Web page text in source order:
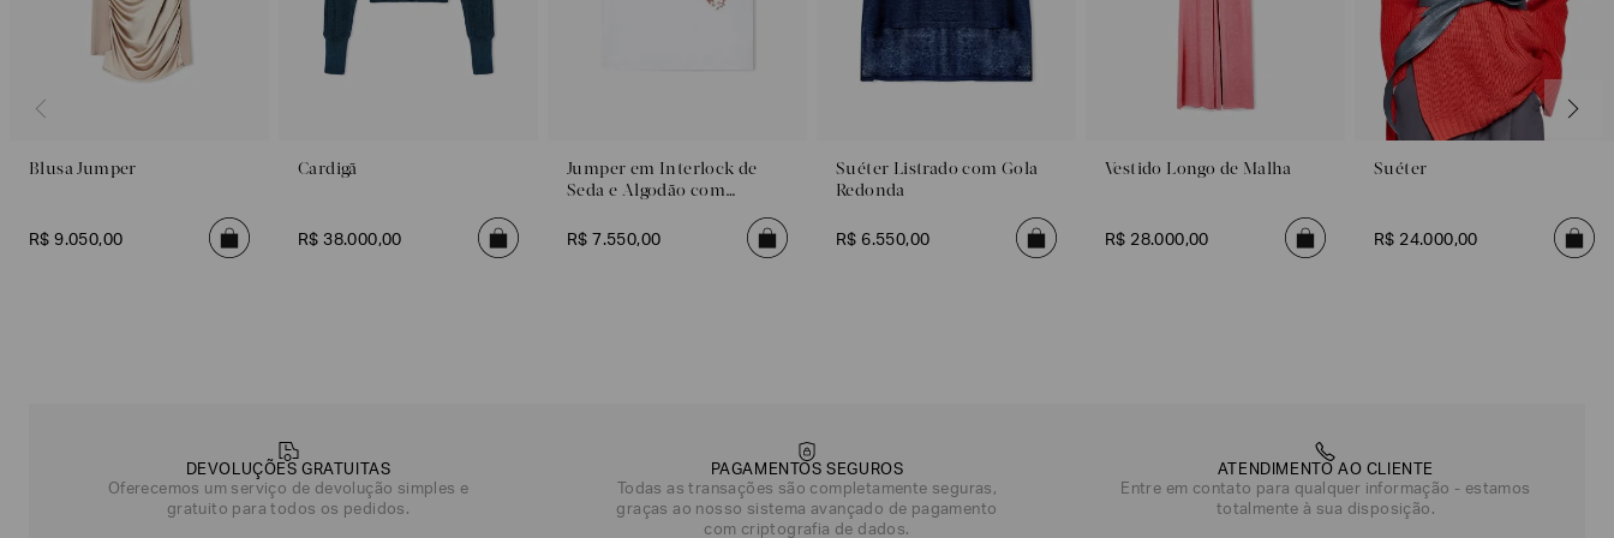
Blusa Jumper
R$ 9.050,00
Cardigã
R$ 38.000,00
Jumper em Interlock de
Seda e Algodão com
R$ 7 .550,00
Suéter Listrado com Gola
Redonda
R$ 6.550,00
Vestido Longo de Malha
R$ 28.000,00
Suéter
R$ 24.000,00
DEVOLUÇÕES GRATUITAS
Oferecemos um serviço de devolução simples e
gratuito para todos os pedidos.
PAGAMENTOS SEGUROS
Todas as transações são completamente seguras,
graças ao nosso sistema avançado de pagamento
com criptografia de dados.
ATENDIMENTO AO CLIENTE
Entre em contato para qualquer informação - estamos
totalmente à sua disposição.
você?
NOME* DATA DE NASCIMENTO*